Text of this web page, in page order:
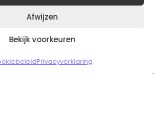
Afwijzen
Bekijk voorkeuren
Privacyverklaring